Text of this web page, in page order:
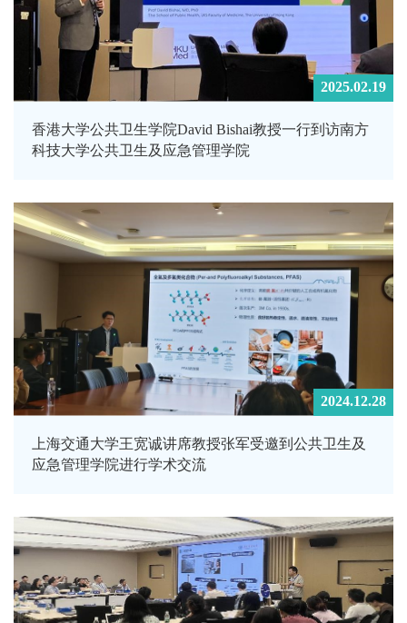
2025.02.19
香港大学公共卫生学院David Bishai教授一行到访南方
科技大学公共卫生及应急管理学院
2024.12.28
上海交通大学王宽诚讲席教授张军受邀到公共卫生及
应急管理学院进行学术交流